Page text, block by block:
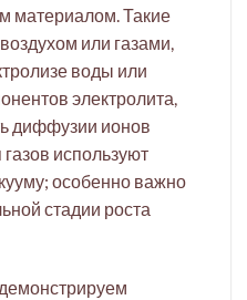
материалом. Такие
или газами,
воды или
электролита,
диффузии ионов
используют
особенно важно
стадии роста